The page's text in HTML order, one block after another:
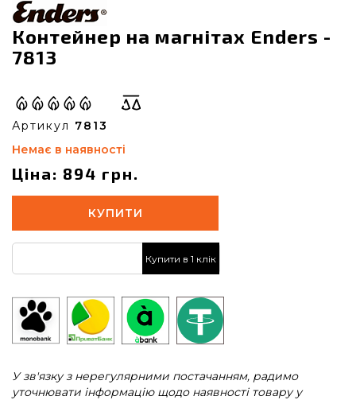
Контейнер на магнітах Enders -
7813
Артикул 7813
Немає в наявності
Ціна: 894 грн.
КУПИТИ
Купити в 1 клік
У зв'язку з нерегулярними постачанням, радимо
уточнювати інформацію щодо наявності товару у